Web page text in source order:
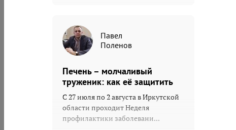
Павел
Поленов
Печень – молчаливый
труженик: как её защитить
С 27 июля по 2 августа в Иркутской
области проходит Неделя
профилактики заболевани...